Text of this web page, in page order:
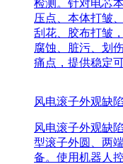
检测。针对电芯
压点、本体打皱
刮花、胶布打皱
腐蚀、脏污、划
痛点，提供稳定
风电滚子外观缺
风电滚子外观缺
型滚子外圆、两
备。使用机器人